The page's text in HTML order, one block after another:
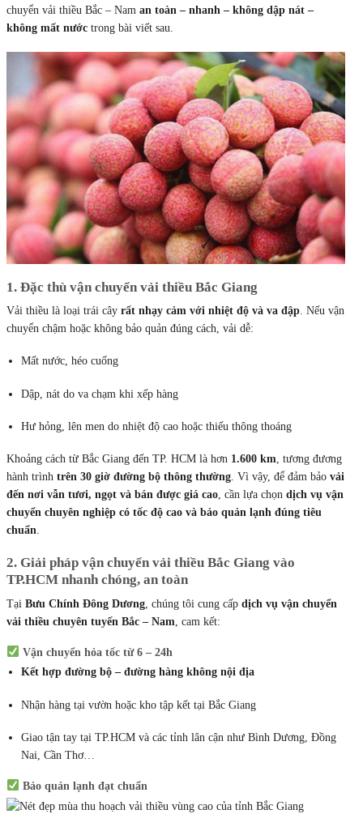
chuyển vải thiều Bắc – Nam an toàn – nhanh – không dập nát –
không mất nước trong bài viết sau.
1. Đặc thù vận chuyển vải thiều Bắc Giang
Vải thiều là loại trái cây rất nhạy cảm với nhiệt độ và va đập. Nếu vận
chuyển chậm hoặc không bảo quản đúng cách, vải dễ:
Mất nước, héo cuống
Dập, nát do va chạm khi xếp hàng
Hư hỏng, lên men do nhiệt độ cao hoặc thiếu thông thoáng
Khoảng cách từ Bắc Giang đến TP. HCM là hơn 1.600 km, tương đương
hành trình trên 30 giờ đường bộ thông thường. Vì vậy, để đảm bảo vải
đến nơi vẫn tươi, ngọt và bán được giá cao, cần lựa chọn dịch vụ vận
chuyển chuyên nghiệp có tốc độ cao và bảo quản lạnh đúng tiêu
chuẩn.
2. Giải pháp vận chuyển vải thiều Bắc Giang vào
TP.HCM nhanh chóng, an toàn
Tại Bưu Chính Đông Dương , chúng tôi cung cấp dịch vụ vận chuyển
vải thiều chuyên tuyến Bắc – Nam , cam kết:
Vận chuyển hỏa tốc từ 6 – 24h
Kết hợp đường bộ – đường hàng không nội địa
Nhận hàng tại vườn hoặc kho tập kết tại Bắc Giang
Giao tận tay tại TP.HCM và các tỉnh lân cận như Bình Dương, Đồng
Nai, Cần Thơ…
Bảo quản lạnh đạt chuẩn